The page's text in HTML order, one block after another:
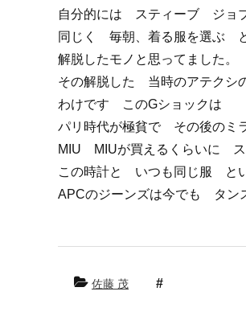
自分的には スティーブ ジョ
同じく 毎朝、着る服を選ぶ
解脱したモノと思ってました。
その解脱した 当時のアテクシ
わけです このGショックは
パリ時代が極貧で その後のミ
MIU MIUが買えるくらいに ス
この時計と いつも同じ服 と
APCのジーンズは今でも タン
佐藤 茂